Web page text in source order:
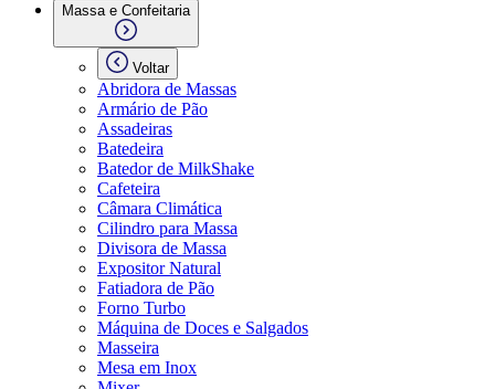
Massa e Confeitaria
Voltar
Abridora de Massas
Armário de Pão
Assadeiras
Batedeira
Batedor de MilkShake
Cafeteira
Câmara Climática
Cilindro para Massa
Divisora de Massa
Expositor Natural
Fatiadora de Pão
Forno Turbo
Máquina de Doces e Salgados
Masseira
Mesa em Inox